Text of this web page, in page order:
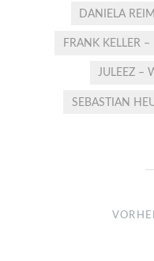
DANIELA
FRANK KELLER
JULEEZ –
SEBASTIAN